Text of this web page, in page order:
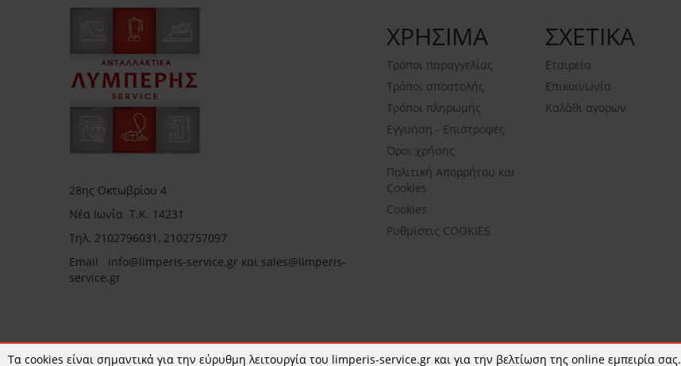
28ης Οκτωβρίου 4
Νέα Ιωνία Τ.Κ. 14231
Τηλ. 2102796031, 2102757097
Email info@limperis-service.gr και sales@limperis-
service.gr
Ωράριο καταστήματος:
ΧΡΗΣΙΜΑ
Τρόποι παραγγελίας
Τρόποι αποστολής
Τρόποι πληρωμής
Εγγυήση - Επιστροφές
Όροι χρήσης
Πολιτική Απορρήτου και
Cookies
Cookies
Ρυθμίσεις COOKIES
ΣΧΕΤΙΚΑ
Εταιρεία
Επικοινωνία
Καλάθι αγορών
Τα cookies είναι σημαντικά για την εύρυθμη λειτουργία του limperis-service.gr και για την βελτίωση της online εμπειρία σας.